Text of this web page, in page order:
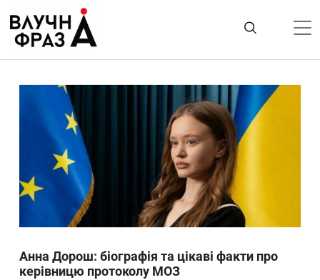
содержимому
Життя
Лайфстайл
ТехноНаука
Людина
Ukraine
Анна Дорош: біографія та цікаві факти про
керівницю протоколу МОЗ